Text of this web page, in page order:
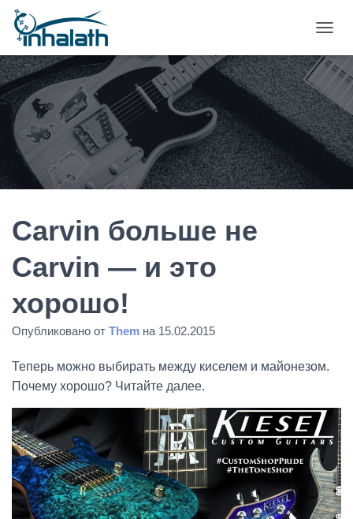
Е
Р
К
Л
Ю
Ч
Ь
Carvin больше не
Carvin — и это
хорошо!
Опубликовано от Them на 15.02.2015
Теперь можно выбирать между киселем и майонезом.
Почему хорошо? Читайте далее.